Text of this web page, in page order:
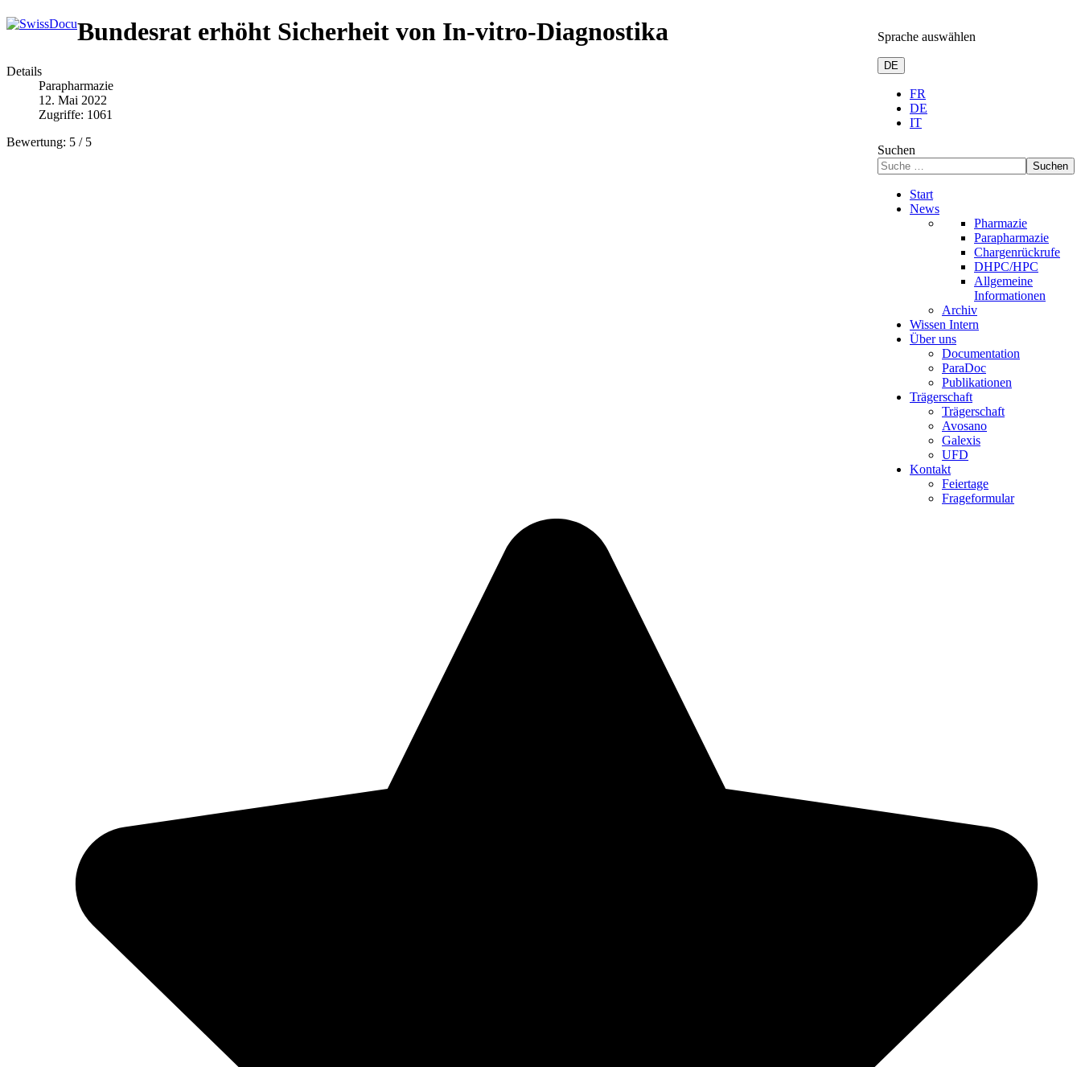
Sprache auswählen
DE
FR
DE
IT
Suchen
Suchen
Start
News
Pharmazie
Parapharmazie
Chargenrückrufe
DHPC/HPC
Allgemeine
Informationen
Archiv
Wissen Intern
Über uns
Documentation
ParaDoc
Publikationen
Trägerschaft
Trägerschaft
Avosano
Galexis
UFD
Kontakt
Feiertage
Frageformular
Bundesrat erhöht Sicherheit von In-vitro-Diagnostika
Details
Parapharmazie
12. Mai 2022
Zugriffe: 1061
Bewertung: 5 / 5